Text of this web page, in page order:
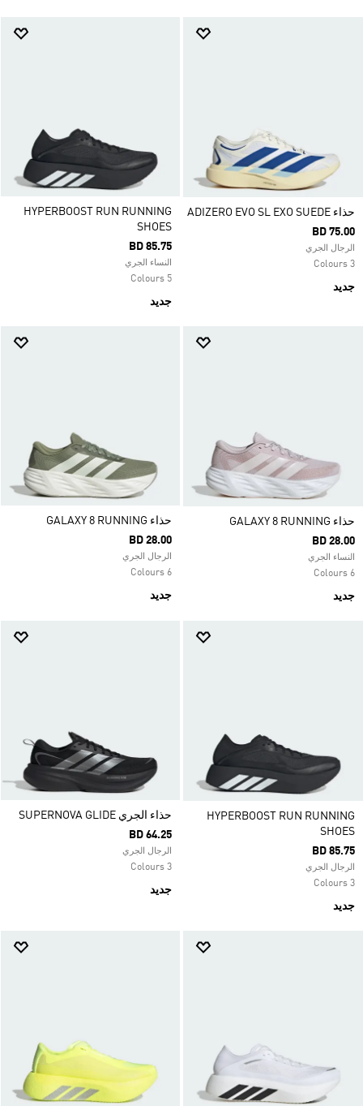
حذاء ADIZERO EVO SL EXO SUEDE
BD 75.00
الرجال الجري
3 Colours
جديد
HYPERBOOST RUN RUNNING
SHOES
BD 85.75
النساء الجري
5 Colours
جديد
حذاء GALAXY 8 RUNNING
BD 28.00
النساء الجري
6 Colours
جديد
حذاء GALAXY 8 RUNNING
BD 28.00
الرجال الجري
6 Colours
جديد
HYPERBOOST RUN RUNNING
SHOES
BD 85.75
الرجال الجري
3 Colours
جديد
حذاء الجري SUPERNOVA GLIDE
BD 64.25
الرجال الجري
3 Colours
جديد